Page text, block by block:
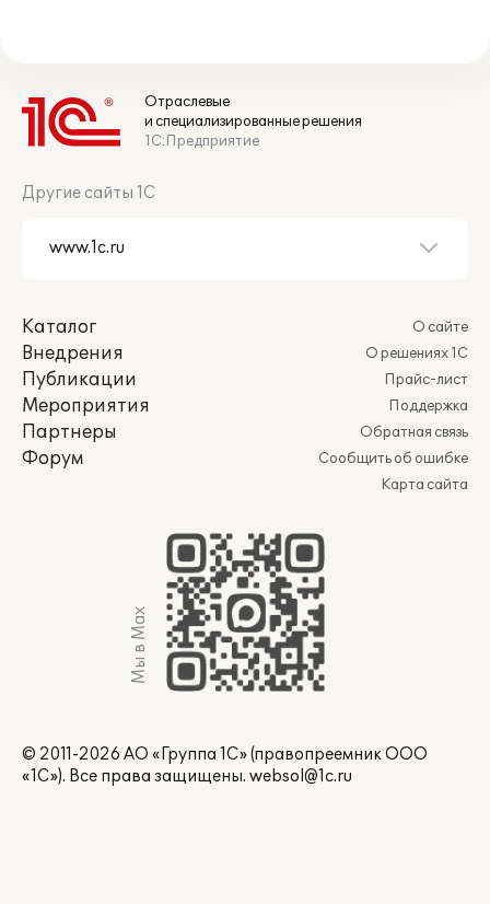
Отраслевые
и специализированные решения
1С:Предприятие
Другие сайты 1С
Каталог
Внедрения
Публикации
Мероприятия
Партнеры
Форум
О сайте
О решениях 1С
Прайс-лист
Поддержка
Обратная связь
Сообщить об ошибке
Карта сайта
Мы в Max
© 2011-2026 АО «Группа 1С» (правопреемник ООО
«1С»). Все права защищены. websol@1c.ru